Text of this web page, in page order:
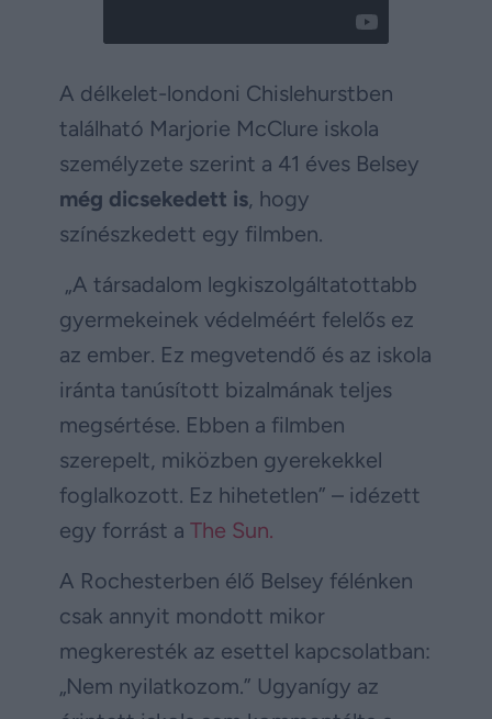
A délkelet-londoni Chislehurstben
található Marjorie McClure iskola
személyzete szerint a 41 éves Belsey
még dicsekedett is, hogy
színészkedett egy filmben.
„A társadalom legkiszolgáltatottabb
gyermekeinek védelméért felelős ez
az ember. Ez megvetendő és az iskola
iránta tanúsított bizalmának teljes
megsértése. Ebben a filmben
szerepelt, miközben gyerekekkel
foglalkozott. Ez hihetetlen” – idézett
egy forrást a The Sun.
A Rochesterben élő Belsey félénken
csak annyit mondott mikor
megkeresték az esettel kapcsolatban:
„Nem nyilatkozom.” Ugyanígy az